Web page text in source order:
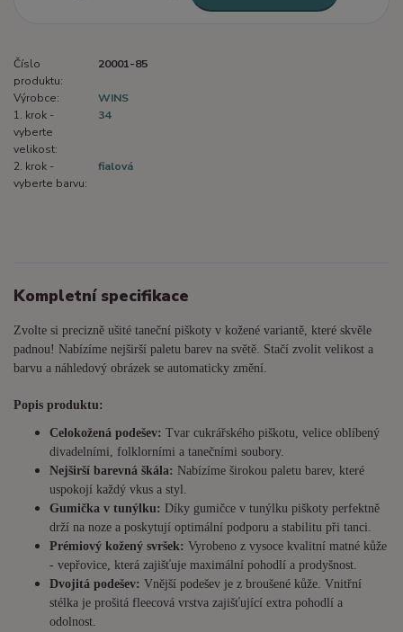
Číslo
produktu:
20001-85
Výrobce:
WINS
1. krok -
vyberte
velikost:
34
2. krok -
vyberte barvu:
fialová
Kompletní specifikace
Zvolte si precizně ušité taneční piškoty v kožené variantě, které skvěle
padnou! Nabízíme nejširší paletu barev na světě. Stačí zvolit velikost a
barvu a náhledový obrázek se automaticky změní.
Popis produktu:
Celokožená podešev: Tvar cukrářského piškotu, velice oblíbený
divadelními, folklorními a tanečními soubory.
Nejširší barevná škála: Nabízíme širokou paletu barev, které
uspokojí každý vkus a styl.
Gumička v tunýlku: Díky gumičce v tunýlku piškoty perfektně
drží na noze a poskytují optimální podporu a stabilitu při tanci.
Prémiový kožený svršek: Vyrobeno z vysoce kvalitní matné kůže
- vepřovice, která zajišťuje maximální pohodlí a prodyšnost.
Dvojitá podešev: Vnější podešev je z broušené kůže. Vnitřní
stélka je prošitá fleecová vrstva zajišťující extra pohodlí a
odolnost.